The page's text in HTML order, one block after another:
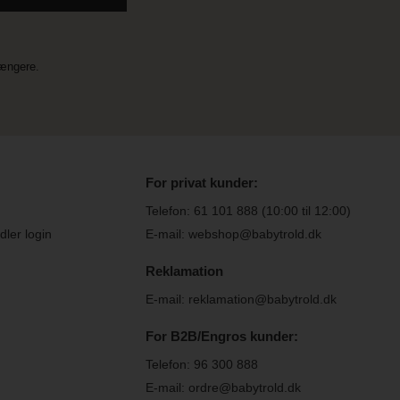
login
For privat kunder:
Telefon: 61 101 888 (10:00 til 12:00)
E-mail: webshop@babytrold.dk
Reklamation
E-mail: reklamation@babytrold.dk
For B2B/Engros kunder:
Telefon: 96 300 888
E-mail: ordre@babytrold.dk